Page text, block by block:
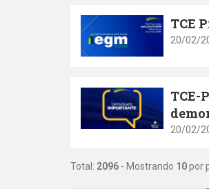
TCE
20/02/
TCE-
20/02/
Total: 2096 - Mostrando 10por